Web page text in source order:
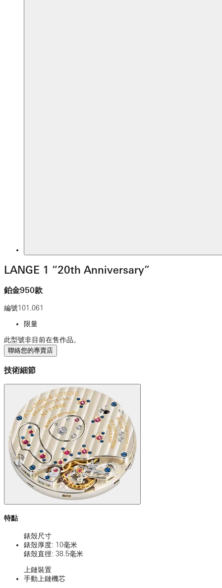
LANGE 1 “20th Anniversary”
鉑金950款
編號101.061
限量
此型號非目前在售作品。
聯絡您的專賣店
技術細節
特點
錶殼尺寸
錶殼厚度: 10毫米
錶殼直徑: 38.5毫米
上鏈裝置
手動上鏈機芯